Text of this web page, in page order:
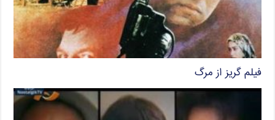
فیلم گریز از مرگ